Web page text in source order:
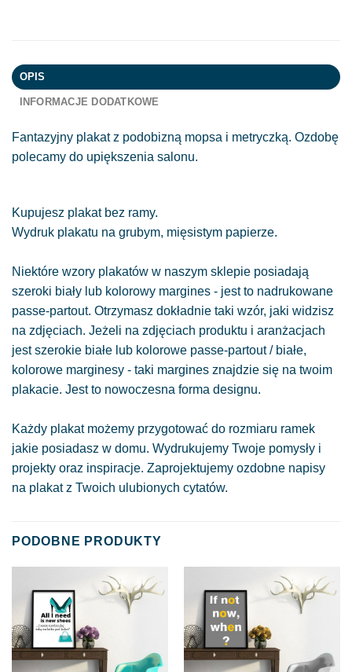
OPIS
INFORMACJE DODATKOWE
Fantazyjny plakat z podobizną mopsa i metryczką. Ozdobę
polecamy do upiększenia salonu.
Kupujesz plakat bez ramy.
Wydruk plakatu na grubym, mięsistym papierze.
Niektóre wzory plakatów w naszym sklepie posiadają
szeroki biały lub kolorowy margines - jest to nadrukowane
passe-partout. Otrzymasz dokładnie taki wzór, jaki widzisz
na zdjęciach. Jeżeli na zdjęciach produktu i aranżacjach
jest szerokie białe lub kolorowe passe-partout / białe,
kolorowe marginesy - taki margines znajdzie się na twoim
plakacie. Jest to nowoczesna forma designu.
Każdy plakat możemy przygotować do rozmiaru ramek
jakie posiadasz w domu. Wydrukujemy Twoje pomysły i
projekty oraz inspiracje. Zaprojektujemy ozdobne napisy
na plakat z Twoich ulubionych cytatów.
PODOBNE PRODUKTY